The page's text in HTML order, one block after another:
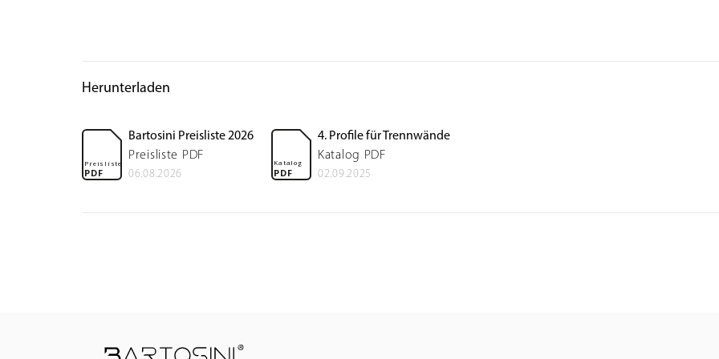
Herunterladen
Preisliste
PDF
Bartosini Preisliste 2026
Preisliste PDF
06.08.2026
Katalog
PDF
4. Profile für Trennwände
Katalog PDF
02.09.2025